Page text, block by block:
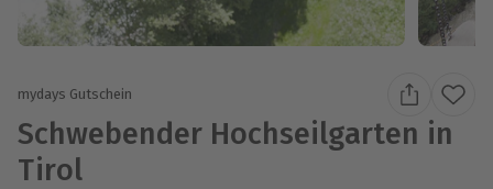
mydays Gutschein
Schwebender Hochseilgarten in
Tirol